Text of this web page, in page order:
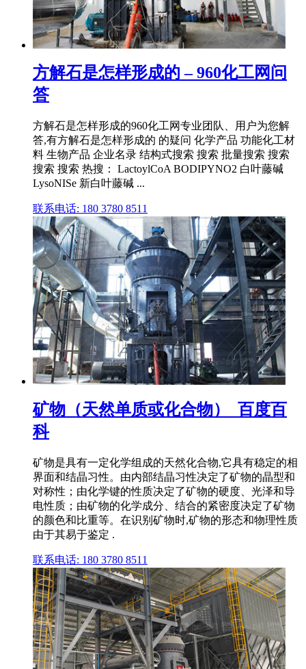
方解石是怎样形成的 – 960化工网问
答
方解石是怎样形成的960化工网专业团队、用户为您解
答,有方解石是怎样形成的 的疑问 化学产品 功能化工材
料 生物产品 企业名录 结构式搜索 搜索 批量搜索 搜索
搜索 搜索 热搜： LactoylCoA BODIPYNO2 白叶藤碱
LysoNISe 新白叶藤碱 ...
联系电话: 180 3780 8511
矿物（天然单质或化合物）_百度百
科
矿物是具有一定化学组成的天然化合物,它具有稳定的相
界面和结晶习性。由内部结晶习性决定了矿物的晶型和
对称性；由化学键的性质决定了矿物的硬度、光泽和导
电性质；由矿物的化学成分、结合的紧密度决定了矿物
的颜色和比重等。在识别矿物时,矿物的形态和物理性质
由于其易于鉴定 .
联系电话: 180 3780 8511